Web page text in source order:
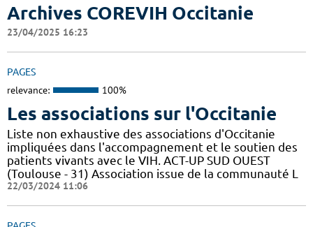
Archives COREVIH Occitanie
23/04/2025 16:23
PAGES
relevance: 100%
Les associations sur l'Occitanie
Liste non exhaustive des associations d'Occitanie
impliquées dans l'accompagnement et le soutien des
patients vivants avec le VIH. ACT-UP SUD OUEST
(Toulouse - 31) Association issue de la communauté L
22/03/2024 11:06